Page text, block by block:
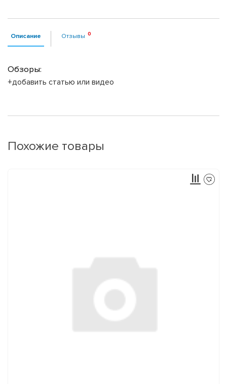
Описание Отзывы
Обзоры:
+добавить статью или видео
Похожие товары